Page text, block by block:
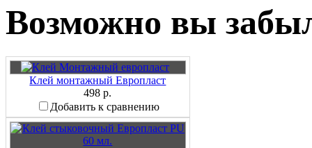
Возможно вы
Клей монтажный Европласт
498 р.
Добавить к сравнению